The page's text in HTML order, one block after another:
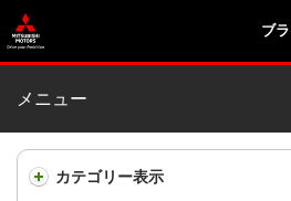
ブ
メニュー
カテゴリー表示